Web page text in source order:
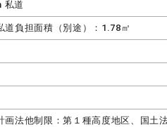
私道
道負担面積（別途）：1.78㎡
画法他制限：第１種高度地区、国土